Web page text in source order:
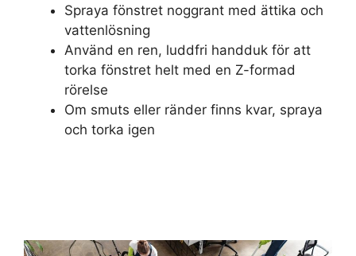
Spraya fönstret noggrant med ättika och
vattenlösning
Använd en ren, luddfri handduk för att
torka fönstret helt med en Z-formad
rörelse
Om smuts eller ränder finns kvar, spraya
och torka igen